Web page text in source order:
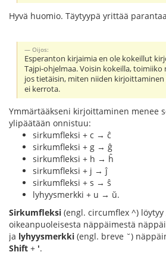
Hyvä huomio. Täytyypä yrittää
Oijos:
Esperanton kirjaimia en ole kokeillut
Tajpi-ohjelmaa. Voisin kokeilla,
jos tietäisin, miten niiden
ei kerrota.
Ymmärtääkseni kirjoittaminen menee
ylipäätään onnistuu:
sirkumfleksi + c → ĉ
sirkumfleksi + g → ĝ
sirkumfleksi + h → ĥ
sirkumfleksi + j → ĵ
sirkumfleksi + s → ŝ
lyhyysmerkki + u → ŭ.
Sirkumfleksi (engl. circumflex ^) löytyy
oikeanpuoleisesta näppäimestä
ja lyhyysmerkki (engl. breve ˘)
Shift + '.